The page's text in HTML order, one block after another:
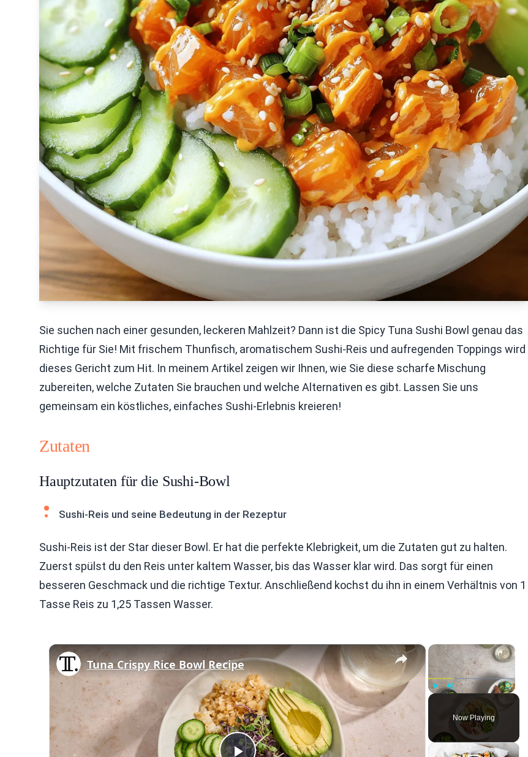
Sie suchen nach einer gesunden, leckeren Mahlzeit? Dann ist die Spicy Tuna Sushi Bowl genau das
Richtige für Sie! Mit frischem Thunfisch, aromatischem Sushi-Reis und aufregenden Toppings wird
dieses Gericht zum Hit. In meinem Artikel zeigen wir Ihnen, wie Sie diese scharfe Mischung
zubereiten, welche Zutaten Sie brauchen und welche Alternativen es gibt. Lassen Sie uns
gemeinsam ein köstliches, einfaches Sushi-Erlebnis kreieren!
Zutaten
Hauptzutaten für die Sushi-Bowl
Sushi-Reis und seine Bedeutung in der Rezeptur
Sushi-Reis ist der Star dieser Bowl. Er hat die perfekte Klebrigkeit, um die Zutaten gut zu halten.
Zuerst spülst du den Reis unter kaltem Wasser, bis das Wasser klar wird. Das sorgt für einen
besseren Geschmack und die richtige Textur. Anschließend kochst du ihn in einem Verhältnis von 1
Tasse Reis zu 1,25 Tassen Wasser.
×
Fullscreen
Now Playing
×
Tuna Crispy Rice Bowl Recipe